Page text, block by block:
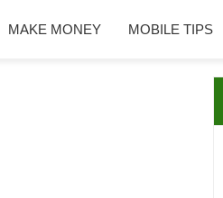
MAKE MONEY MOBILE TIPS